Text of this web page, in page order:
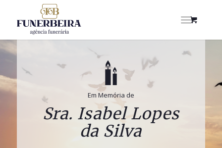
Em Memória de
Sra. Isabel Lopes
da Silva